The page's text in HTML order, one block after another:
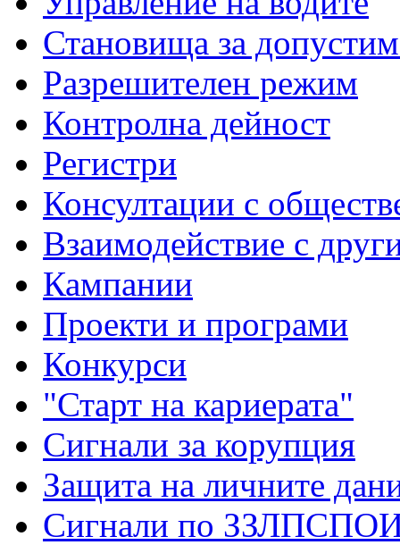
Становища за
Разрешителен режим
Контролна дейност
Регистри
Консултации с
Взаимодействие с
Кампании
Проекти и програми
Конкурси
"Старт на кариерата"
Сигнали за корупция
Защита на личните
Сигнали по